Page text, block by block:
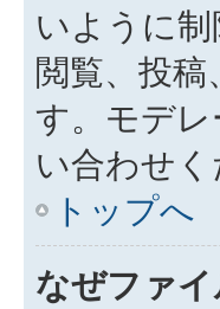
いように
閲覧、投
す。モデ
い合わせく
トップへ
なぜファ